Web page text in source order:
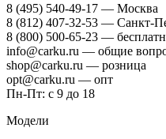
8 (495) 540-49-17 — Москва
8 (812) 407-32-53 — Санкт-
8 (800) 500-65-23 —
info@carku.ru — общие
shop@carku.ru — розница
opt@carku.ru — опт
Пн-Пт: с 9 до 18
Модели